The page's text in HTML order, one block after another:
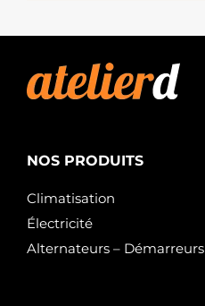
NOS PRODUITS
Climatisation
Électricité
Alternateurs – Démarreurs